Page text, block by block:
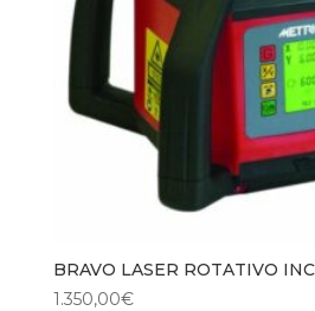
BRAVO LASER ROTATIVO
1.350,00€